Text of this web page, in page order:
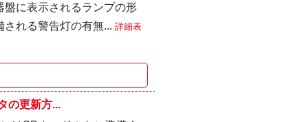
盤に表示されるランプの形
れる警告灯の有無... 詳細表
の更新方...